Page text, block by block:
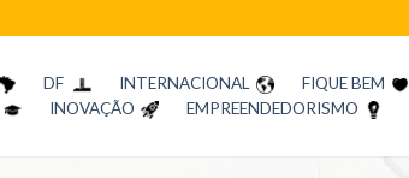
DF INTERNACIONAL FIQUE BEM
INOVAÇÃO EMPREENDEDORISMO